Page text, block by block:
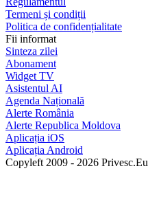
Termeni și condiții
Politica de confidențialitate
Fii informat
Sinteza zilei
Abonament
Widget TV
Asistentul AI
Agenda Națională
Alerte România
Alerte Republica Moldova
Aplicația iOS
Aplicația Android
Copyleft 2009 - 2026 Privesc.Eu